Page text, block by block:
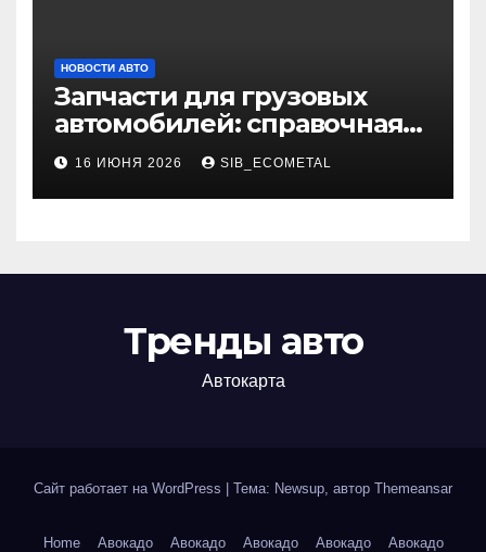
НОВОСТИ АВТО
Запчасти для грузовых
автомобилей: справочная
база по корейским и
японским моделям
16 ИЮНЯ 2026 SIB_ECOMETAL
Тренды авто
Автокарта
Сайт работает на WordPress Тема: Newsup, автор Themeansar
Home Авокадо Авокадо Авокадо Авокадо Авокадо